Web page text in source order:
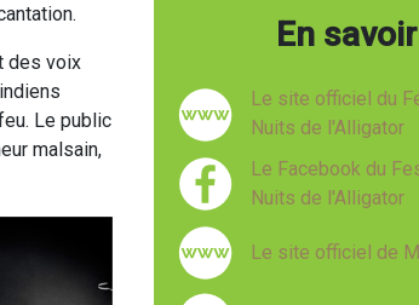
des voix
Le public
malsain,
En
Le site officiel du
Nuits de l'Alligator
Le Facebook du
Nuits de l'Alligator
Le site officiel de